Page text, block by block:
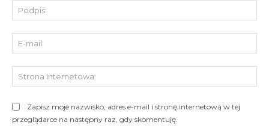
Zapisz moje nazwisko, adres e-mail i stronę internetową w tej
przeglądarce na następny raz, gdy skomentuję.